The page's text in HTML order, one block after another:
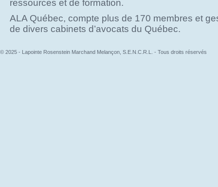
ressources et de formation.
ALA Québec, compte plus de 170 membres et
de divers cabinets d’avocats du Québec.
© 2025 - Lapointe Rosenstein Marchand Melançon, S.E.N.C.R.L. - Tous droits réservés